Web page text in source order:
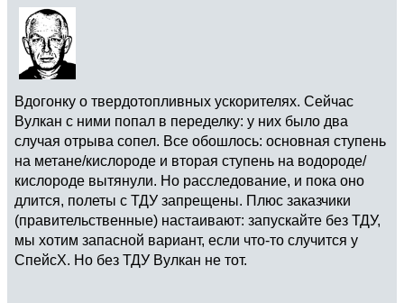
Вдогонку о твердотопливных ускорителях. Сейчас
Вулкан с ними попал в переделку: у них было два
случая отрыва сопел. Все обошлось: основная ступень
на метане/кислороде и вторая ступень на водороде/
кислороде вытянули. Но расследование, и пока оно
длится, полеты с ТДУ запрещены. Плюс заказчики
(правительственные) настаивают: запускайте без ТДУ,
мы хотим запасной вариант, если что-то случится у
СпейсХ. Но без ТДУ Вулкан не тот.